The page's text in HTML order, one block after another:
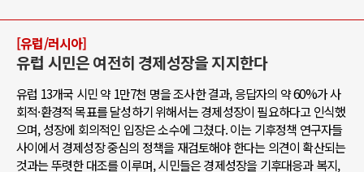
[유럽/러시아]
유럽 시민은 여전히 경제성장을 지지한다
유럽 13개국 시민 약 1만7천 명을 조사한 결과, 응답자의 약 60%가 사
회적·환경적 목표를 달성하기 위해서는 경제성장이 필요하다고 인식했
으며, 성장에 회의적인 입장은 소수에 그쳤다. 이는 기후정책 연구자들
사이에서 경제성장 중심의 정책을 재검토해야 한다는 의견이 확산되는
것과는 뚜렷한 대조를 이루며, 시민들은 경제성장을 기후대응과 복지,